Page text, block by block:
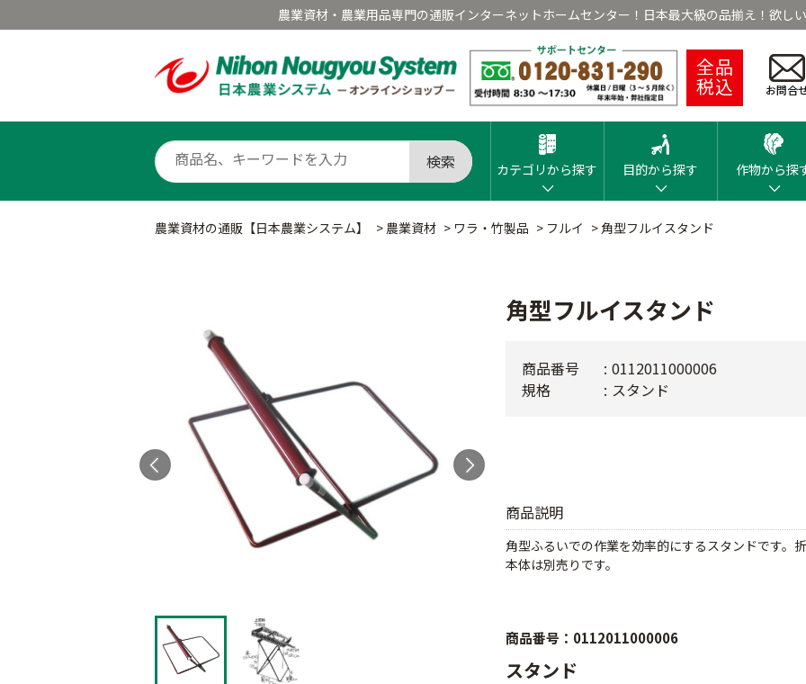
農業資材・農業用品専門の通販インターネットホームセンター！日本最大級の品揃え！欲し
全品
税込 お問合
検索 カテゴリから探す 目的から探す 作物から探
農業資材の通販【日本農業システム】 > 農業資材 > ワラ・竹製品 > フルイ > 角型フルイスタンド
角型フルイスタンド
商品説明
角型ふるいでの作業を効率的にするスタンドです。
本体は別売りです。
商品番号
0112011000006
規格
スタンド
商品番号：0112011000006
スタンド